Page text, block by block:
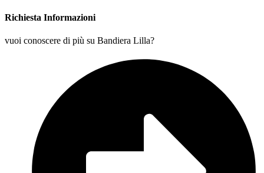
Richiesta Informazioni
vuoi conoscere di più su Bandiera Lilla?